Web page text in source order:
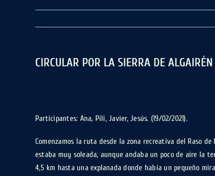
CIRCULAR POR LA SIERRA DE
Participantes: Ana, Pili, Javier, Jesús. (19/02/2021).
Comenzamos la ruta desde la zona recreativa del Raso
estaba muy soleada, aunque andaba un poco de aire la
4,5 km hasta una explanada donde había un pequeño